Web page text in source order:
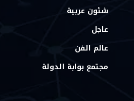
شئون عربية
عاجل
عالم الفن
مجتمع بوابة الدولة